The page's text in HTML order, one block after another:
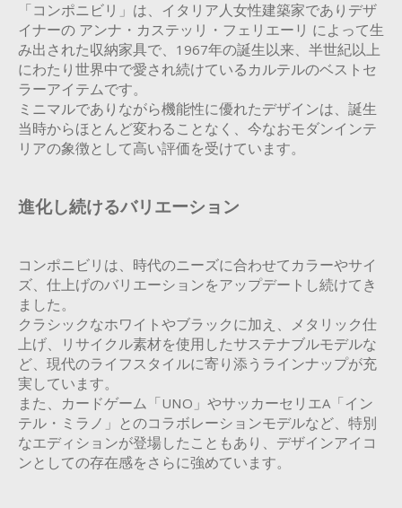
「コンポニビリ」は、イタリア人女性建築家でありデザ
イナーの アンナ・カステッリ・フェリエーリ によって生
み出された収納家具で、1967年の誕生以来、半世紀以上
にわたり世界中で愛され続けているカルテルのベストセ
ラーアイテムです。
ミニマルでありながら機能性に優れたデザインは、誕生
当時からほとんど変わることなく、今なおモダンインテ
リアの象徴として高い評価を受けています。
進化し続けるバリエーション
コンポニビリは、時代のニーズに合わせてカラーやサイ
ズ、仕上げのバリエーションをアップデートし続けてき
ました。
クラシックなホワイトやブラックに加え、メタリック仕
上げ、リサイクル素材を使用したサステナブルモデルな
ど、現代のライフスタイルに寄り添うラインナップが充
実しています。
また、カードゲーム「UNO」やサッカーセリエA「イン
テル・ミラノ」とのコラボレーションモデルなど、特別
なエディションが登場したこともあり、デザインアイコ
ンとしての存在感をさらに強めています。